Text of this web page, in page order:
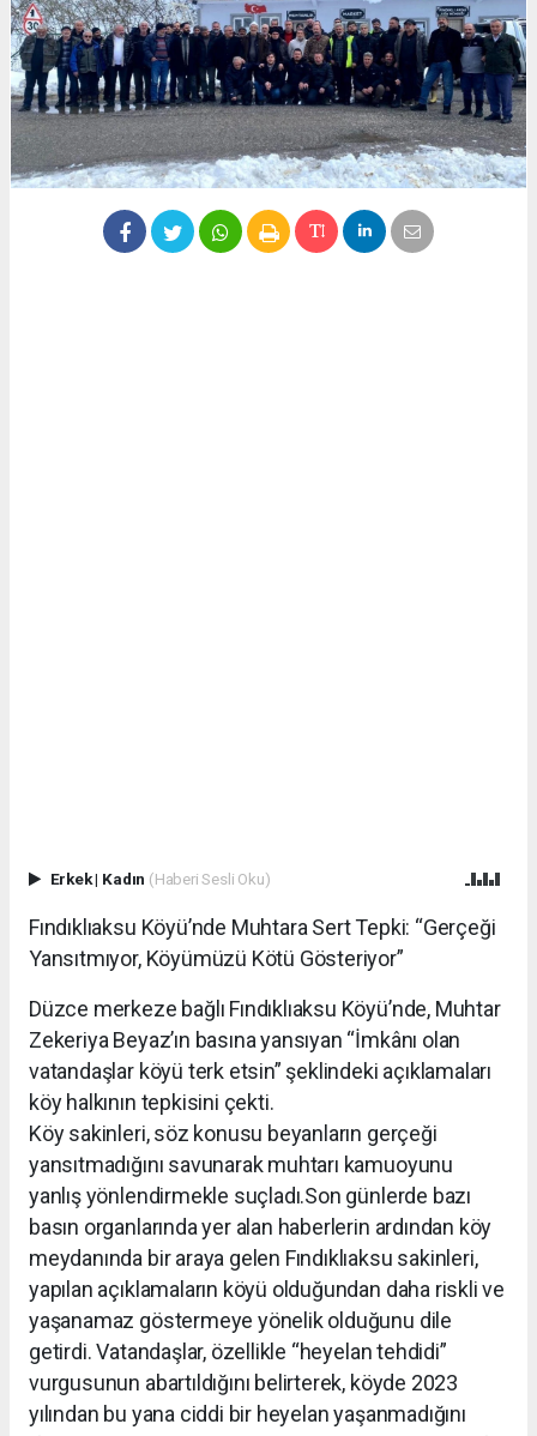
Erkek| Kadın (Haberi Sesli Oku)
Fındıklıaksu Köyü’nde Muhtara Sert Tepki: “Gerçeği
Yansıtmıyor, Köyümüzü Kötü Gösteriyor”
Düzce merkeze bağlı Fındıklıaksu Köyü’nde, Muhtar
Zekeriya Beyaz’ın basına yansıyan “İmkânı olan
vatandaşlar köyü terk etsin” şeklindeki açıklamaları
köy halkının tepkisini çekti.
Köy sakinleri, söz konusu beyanların gerçeği
yansıtmadığını savunarak muhtarı kamuoyunu
yanlış yönlendirmekle suçladı.Son günlerde bazı
basın organlarında yer alan haberlerin ardından köy
meydanında bir araya gelen Fındıklıaksu sakinleri,
yapılan açıklamaların köyü olduğundan daha riskli ve
yaşanamaz göstermeye yönelik olduğunu dile
getirdi. Vatandaşlar, özellikle “heyelan tehdidi”
vurgusunun abartıldığını belirterek, köyde 2023
yılından bu yana ciddi bir heyelan yaşanmadığını